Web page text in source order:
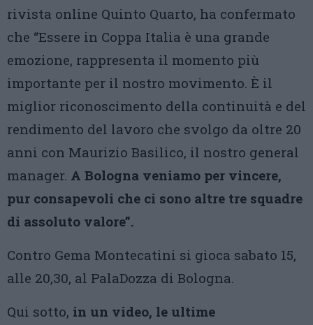
rivista online Quinto Quarto, ha confermato
che “Essere in Coppa Italia è una grande
emozione, rappresenta il momento più
importante per il nostro movimento. È il
miglior riconoscimento della continuità e del
rendimento del lavoro che svolgo da oltre 20
anni con Maurizio Basilico, il nostro general
manager. A Bologna veniamo per vincere,
pur consapevoli che ci sono altre tre squadre
di assoluto valore”.
Contro Gema Montecatini si gioca sabato 15,
alle 20,30, al PalaDozza di Bologna.
Qui sotto, in un video, le ultime